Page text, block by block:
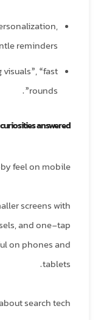
reminders.
“fast
rounds”.
answered
feel on mobile?
screens with
and one-tap
on phones and
tablets.
search tech?